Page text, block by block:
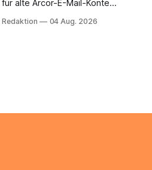
alte Arcor-E-Mail-Konten
mail adresse mit der Endung
Redaktion 04 Aug. 2026